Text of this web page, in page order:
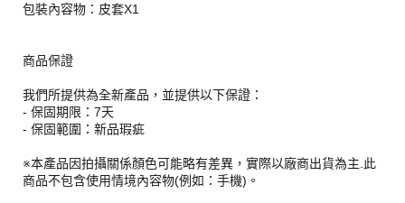
包裝內容物：皮套X1
商品保證
我們所提供為全新產品，並提供以下保證：
- 保固期限：7天
- 保固範圍：新品瑕疵
※本產品因拍攝關係顏色可能略有差異，實際以廠商出貨為主.此
商品不包含使用情境內容物(例如：手機)。